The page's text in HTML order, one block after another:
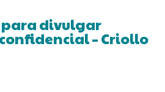
divulgar
– Criollo